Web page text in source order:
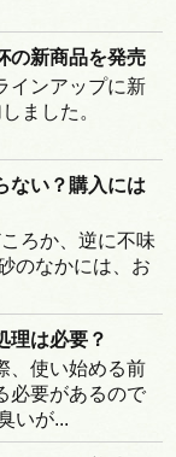
の新商品を発売
インアップに新
ました。
ない？購入には
ろか、逆に不味
のなかには、お
理は必要？
、使い始める前
必要があるので
いが...